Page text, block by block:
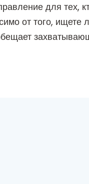
для тех,
от того, ищете